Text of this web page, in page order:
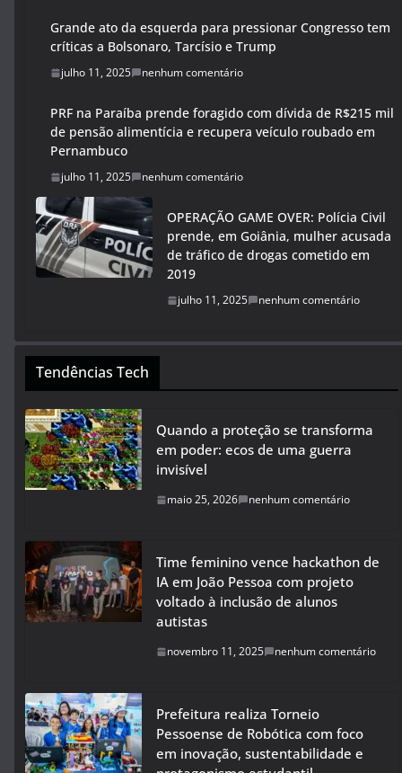
Grande ato da esquerda para pressionar Congresso tem
críticas a Bolsonaro, Tarcísio e Trump
julho 11, 2025 nenhum comentário
PRF na Paraíba prende foragido com dívida de R$215 mil
de pensão alimentícia e recupera veículo roubado em
Pernambuco
julho 11, 2025 nenhum comentário
OPERAÇÃO GAME OVER: Polícia Civil
prende, em Goiânia, mulher acusada
de tráfico de drogas cometido em
2019
julho 11, 2025 nenhum comentário
Tendências Tech
Quando a proteção se transforma
em poder: ecos de uma guerra
invisível
maio 25, 2026 nenhum comentário
Time feminino vence hackathon de
IA em João Pessoa com projeto
voltado à inclusão de alunos
autistas
novembro 11, 2025 nenhum comentário
Prefeitura realiza Torneio
Pessoense de Robótica com foco
em inovação, sustentabilidade e